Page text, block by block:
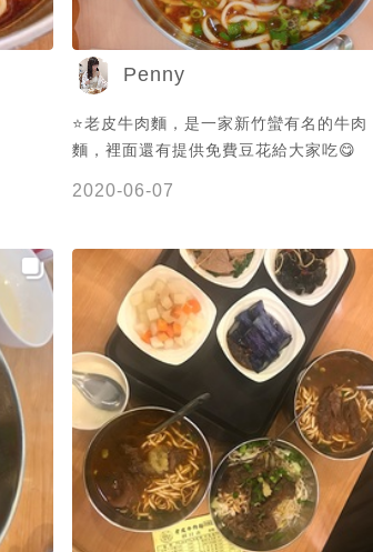
Penny
⭐️老皮牛肉麵，是一家新竹蠻有名的牛肉
麵，裡面還有提供免費豆花給大家吃😋
2020-06-07